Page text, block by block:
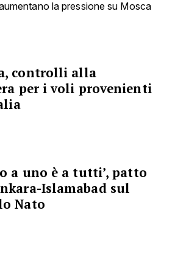
la pressione su Mosca
controlli alla
per i voli provenienti
a uno è a tutti’, patto
Islamabad sul
Nato